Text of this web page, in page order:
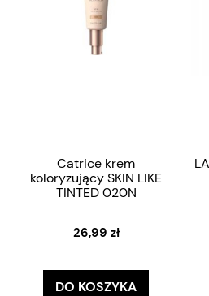
Catrice krem
koloryzujący SKIN LIKE
TINTED 020N
26,99 zł
DO KOSZYKA